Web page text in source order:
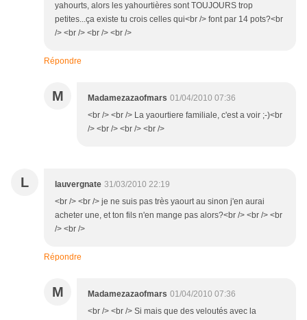
yahourts, alors les yahourtières sont TOUJOURS trop
petites...ça existe tu crois celles qui<br /> font par 14 pots?<br
/> <br /> <br /> <br />
Répondre
M Madamezazaofmars 01/04/2010 07:36
<br /> <br /> La yaourtiere familiale, c'est a voir ;-)<br
/> <br /> <br /> <br />
L lauvergnate 31/03/2010 22:19
<br /> <br /> je ne suis pas très yaourt au sinon j'en aurai
acheter une, et ton fils n'en mange pas alors?<br /> <br /> <br
/> <br />
Répondre
M Madamezazaofmars 01/04/2010 07:36
<br /> <br /> Si mais que des veloutés avec la